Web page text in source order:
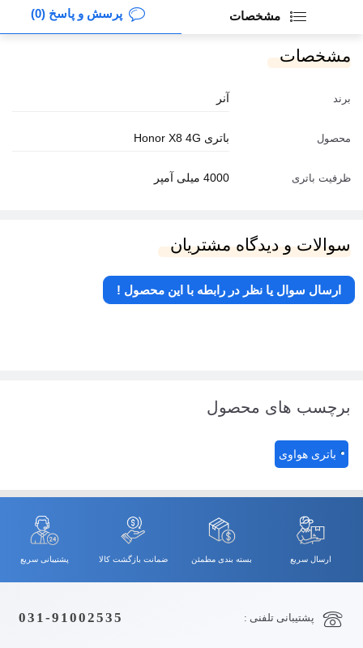
مشخصات پرسش و پاسخ (0)
مشخصات
برند آنر
محصول باتری Honor X8 4G
ظرفیت باتری 4000 میلی آمپر
سوالات و دیدگاه مشتریان
ارسال سوال یا نظر در رابطه با این محصول !
برچسب های محصول
باتری هواوی
ارسال سریع بسته بندی مطمئن ضمانت بازگشت کالا پشتیبانی سریع
پشتیبانی تلفنی : 031-91002535